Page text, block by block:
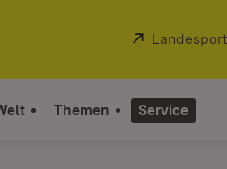
Extern:
Themen Service